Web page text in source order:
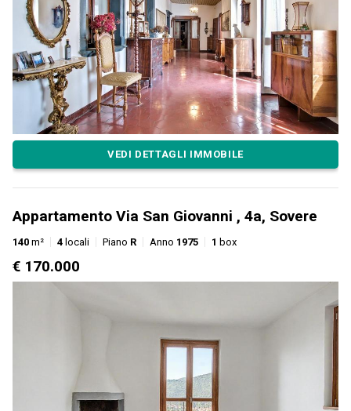
VEDI DETTAGLI IMMOBILE
Appartamento Via San Giovanni , 4a, Sovere
140 m² 4 locali Piano R Anno 1975 1 box
€ 170.000